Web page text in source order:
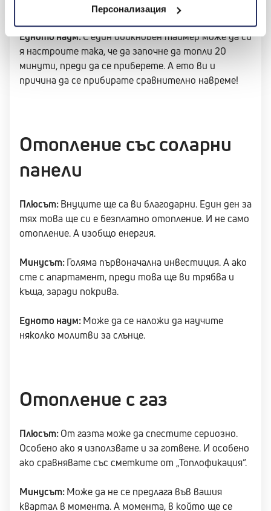
Персонализация
Шумът на духалката.
Едното наум:С един обикновен таймер може да си
я настроите така, че да започне да топли 20
минути, преди да се приберете. А ето ви и
причина да се прибирате сравнително навреме!
Отопление със соларни
панели
Плюсът:Внуците ще са ви благодарни. Един ден за
тях това ще си е безплатно отопление. И не само
отопление. А изобщо енергия.
Минусът:Голяма първоначална инвестиция. А ако
сте с апартамент, преди това ще ви трябва и
къща, заради покрива.
Едното наум:Може да се наложи да научите
няколко молитви за слънце.
Отопление с газ
Плюсът:От газта може да спестите сериозно.
Особено ако я използвате и за готвене. И особено
ако сравнявате със сметките от „Топлофикация“.
Минусът:Може да не се предлага във вашия
квартал в момента. А момента, в който ще се